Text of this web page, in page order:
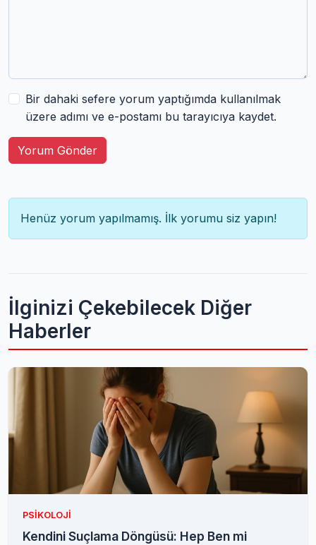
Bir dahaki sefere yorum yaptığımda kullanılmak
üzere adımı ve e-postamı bu tarayıcıya kaydet.
Yorum Gönder
Henüz yorum yapılmamış. İlk yorumu siz yapın!
İlginizi Çekebilecek Diğer
Haberler
PSIKOLOJI
Kendini Suçlama Döngüsü: Hep Ben mi